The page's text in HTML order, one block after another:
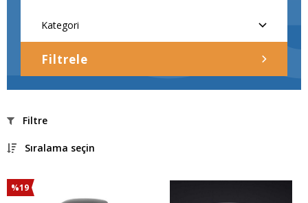
Filtrele
Filtre
Sıralama seçin
%19